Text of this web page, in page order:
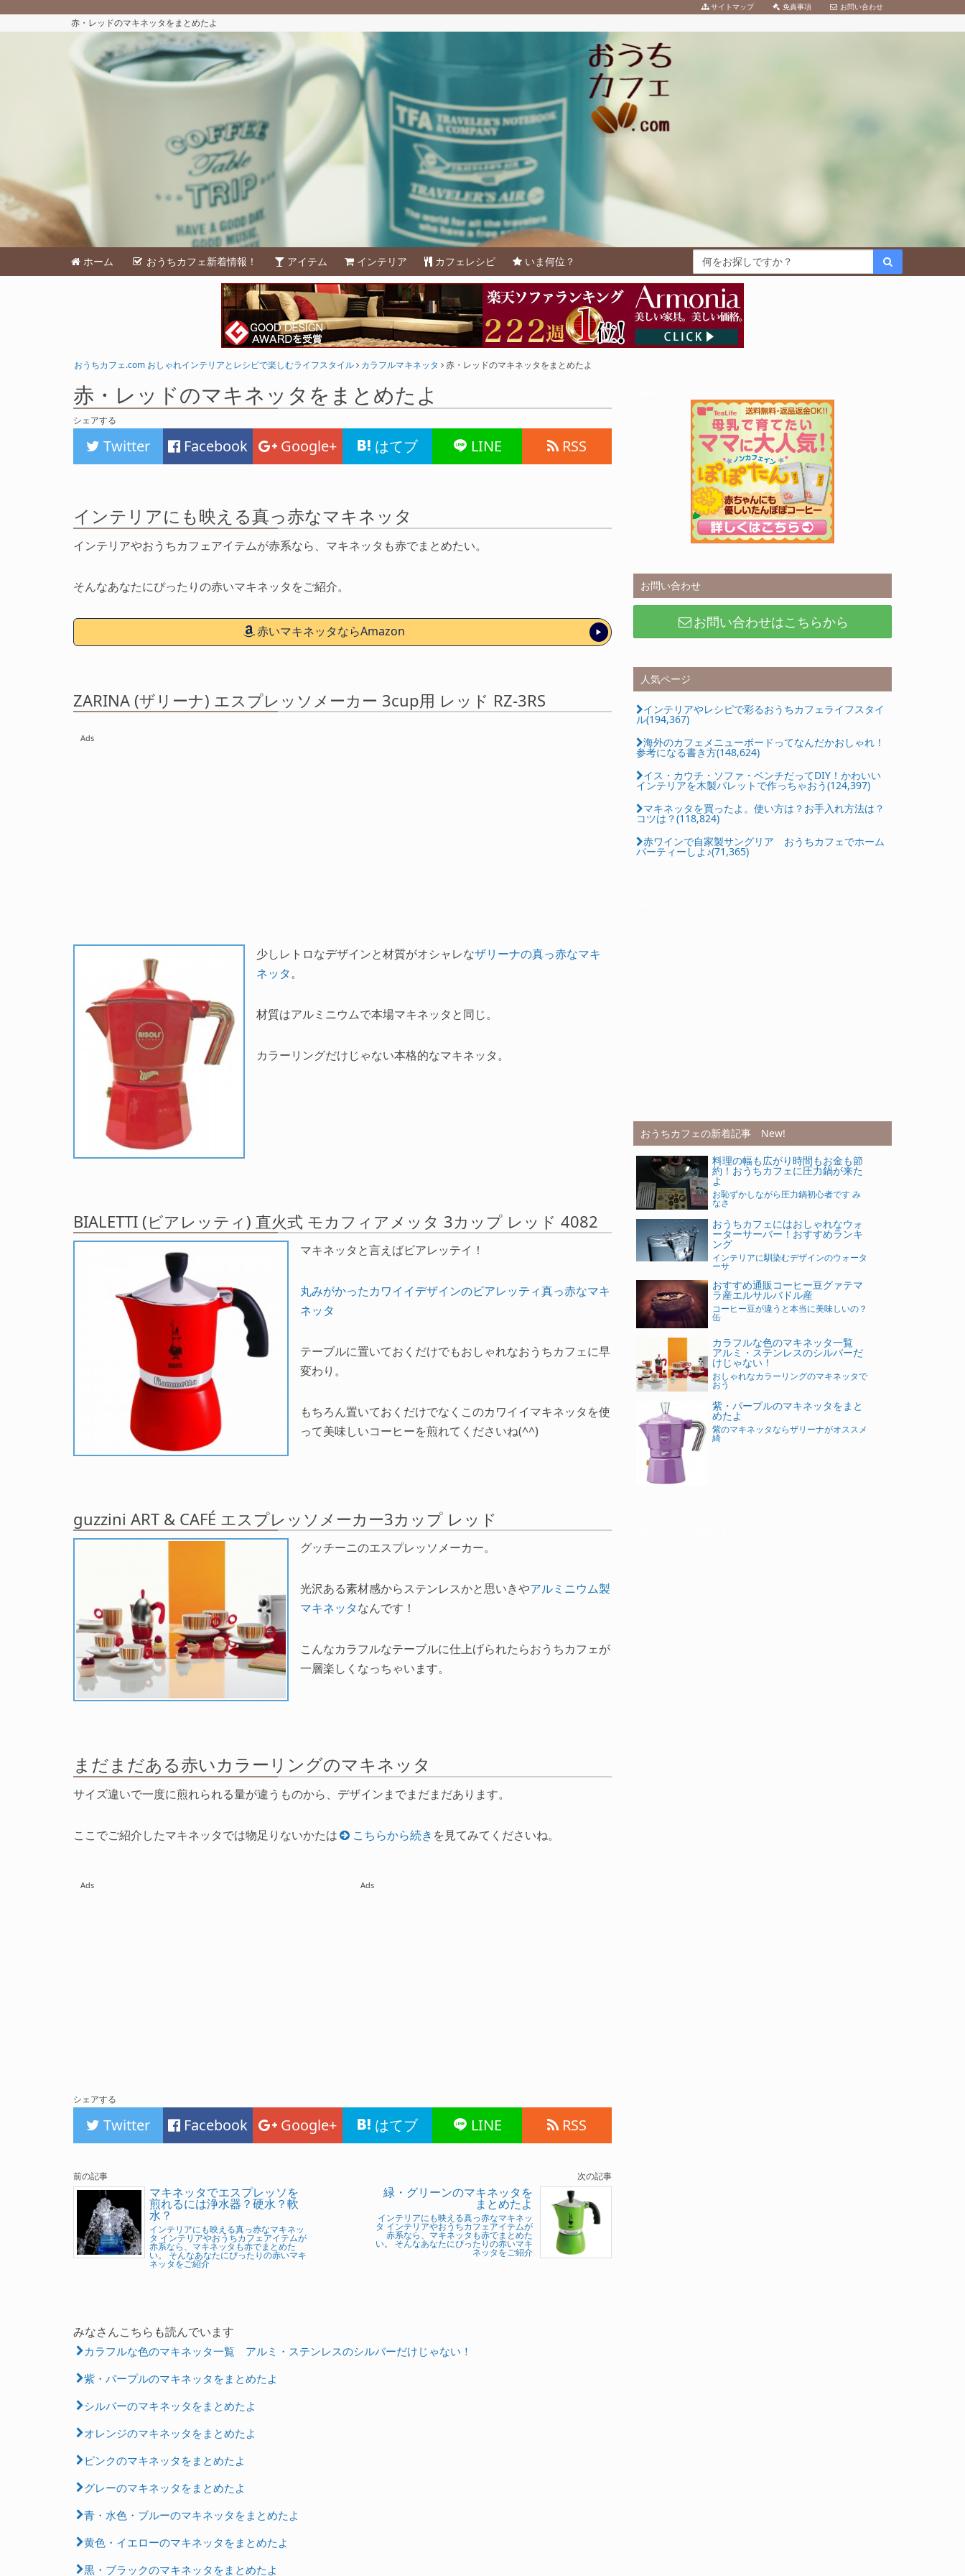
赤・レッドのマキネッタをまとめたよ
おうちカフェ.com おしゃれインテリアとレシピで楽しむライフスタイル カラフルマキネッタ 赤・レッドのマキネッタをまとめたよ
赤・レッドのマキネッタをまとめたよ
シェアする
Twitter Facebook Google+ はてブ LINE RSS
インテリアにも映える真っ赤なマキネッタ
インテリアやおうちカフェアイテムが赤系なら、マキネッタも赤でまとめたい。
そんなあなたにぴったりの赤いマキネッタをご紹介。
赤いマキネッタならAmazon
ZARINA (ザリーナ) エスプレッソメーカー 3cup用 レッド RZ-3RS
Ads
少しレトロなデザインと材質がオシャレなザリーナの真っ赤なマキ
ネッタ。
材質はアルミニウムで本場マキネッタと同じ。
カラーリングだけじゃない本格的なマキネッタ。
BIALETTI (ビアレッティ) 直火式 モカフィアメッタ 3カップ レッド 4082
マキネッタと言えばビアレッテイ！
丸みがかったカワイイデザインのビアレッティ真っ赤なマキ
ネッタ
テーブルに置いておくだけでもおしゃれなおうちカフェに早
変わり。
もちろん置いておくだけでなくこのカワイイマキネッタを使
って美味しいコーヒーを煎れてくださいね(^^)
guzzini ART & CAFÉ エスプレッソメーカー3カップ レッド
グッチーニのエスプレッソメーカー。
光沢ある素材感からステンレスかと思いきやアルミニウム製
マキネッタなんです！
こんなカラフルなテーブルに仕上げられたらおうちカフェが
一層楽しくなっちゃいます。
まだまだある赤いカラーリングのマキネッタ
サイズ違いで一度に煎れられる量が違うものから、デザインまでまだまだあります。
ここでご紹介したマキネッタでは物足りないかたは こちらから続き を見てみてくださいね。
Ads Ads
シェアする
Twitter Facebook Google+ はてブ LINE RSS
前の記事
マキネッタでエスプレッソを
煎れるには浄水器？硬水？軟
水？
インテリアにも映える真っ赤なマキネッ
タ インテリアやおうちカフェアイテムが
赤系なら、マキネッタも赤でまとめた
い。 そんなあなたにぴったりの赤いマキ
ネッタをご紹介
次の記事
緑・グリーンのマキネッタを
まとめたよ
インテリアにも映える真っ赤なマキネッ
タ インテリアやおうちカフェアイテムが
赤系なら、マキネッタも赤でまとめた
い。 そんなあなたにぴったりの赤いマキ
ネッタをご紹介
みなさんこちらも読んでいます
カラフルな色のマキネッタ一覧 アルミ・ステンレスのシルバーだけじゃない！
紫・パープルのマキネッタをまとめたよ
シルバーのマキネッタをまとめたよ
オレンジのマキネッタをまとめたよ
ピンクのマキネッタをまとめたよ
グレーのマキネッタをまとめたよ
青・水色・ブルーのマキネッタをまとめたよ
黄色・イエローのマキネッタをまとめたよ
黒・ブラックのマキネッタをまとめたよ
お問い合わせ
お問い合わせはこちらから
人気ページ
インテリアやレシピで彩るおうちカフェライフスタイ
ル(194,367)
海外のカフェメニューボードってなんだかおしゃれ！
参考になる書き方(148,624)
イス・カウチ・ソファ・ベンチだってDIY！かわいい
インテリアを木製パレットで作っちゃおう(124,397)
マキネッタを買ったよ。使い方は？お手入れ方法は？
コツは？(118,824)
赤ワインで自家製サングリア おうちカフェでホーム
パーティーしよ♪(71,365)
おうちカフェの新着記事 New!
料理の幅も広がり時間もお金も節
約！おうちカフェに圧力鍋が来た
よ
お恥ずかしながら圧力鍋初心者です み
なさ
おうちカフェにはおしゃれなウォ
ーターサーバー！おすすめランキ
ング
インテリアに馴染むデザインのウォータ
ーサ
おすすめ通販コーヒー豆グァテマ
ラ産エルサルバドル産
コーヒー豆が違うと本当に美味しいの？
缶
カラフルな色のマキネッタ一覧
アルミ・ステンレスのシルバーだ
けじゃない！
おしゃれなカラーリングのマキネッタで
おう
紫・パープルのマキネッタをまと
めたよ
紫のマキネッタならザリーナがオススメ
綺
ホーム おうちカフェ新着情報！ アイテム インテリア カフェレシピ いま何位？
お問い合わせ
免責事項
サイトマップ